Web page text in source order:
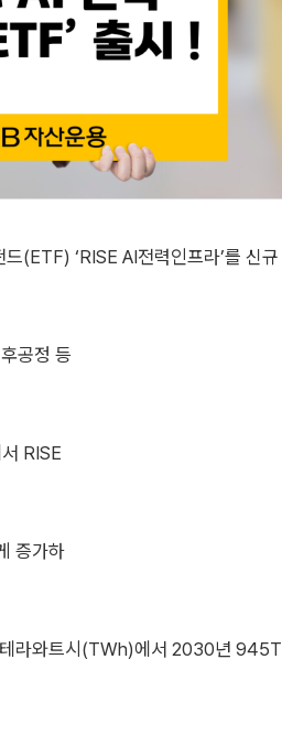
(ETF) ‘RISE AI전력인프라’를 신
공정 등
RISE
증가하
테라와트시(TWh)에서 2030년